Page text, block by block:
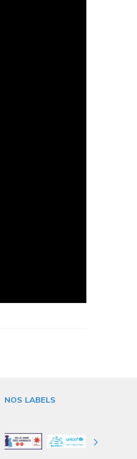
NOS LABELS